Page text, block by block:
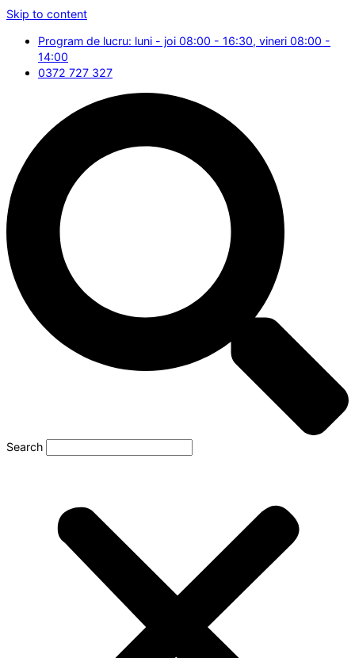
Skip to content
Program de lucru: luni - joi 08:00 - 16:30, vineri 08:00 -
14:00
0372 727 327
Search